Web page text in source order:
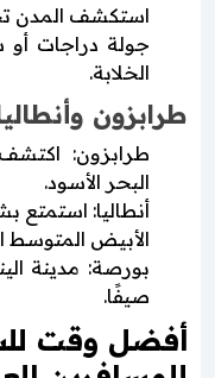
استكشف المدن
جولة دراجات أو
الخلابة.
طرابزون
طرابزون:
البحر الأسود.
أنطاليا: استمتع
الأبيض المتوسط
بورصة: مدينة
صيفًا.
أفضل وقت